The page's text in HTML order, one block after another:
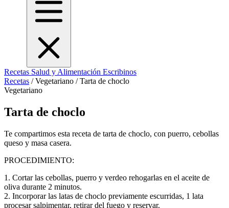
Recetas Salud y Alimentación Escribinos
Recetas / Vegetariano / Tarta de choclo
Vegetariano
Tarta de choclo
Te compartimos esta receta de tarta de choclo, con puerro, cebollas
queso y masa casera.
PROCEDIMIENTO:
1. Cortar las cebollas, puerro y verdeo rehogarlas en el aceite de
oliva durante 2 minutos.
2. Incorporar las latas de choclo previamente escurridas, 1 lata
procesar salpimentar, retirar del fuego y reservar.